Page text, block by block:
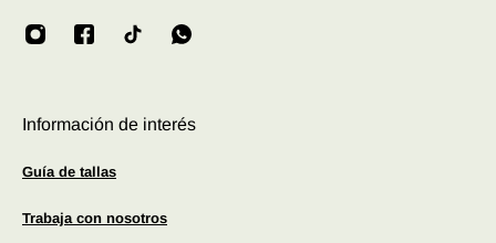
Información de interés
Guía de tallas
Trabaja con nosotros